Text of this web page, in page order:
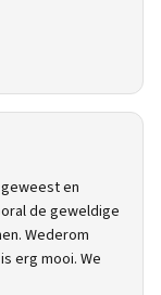
en
de geweldige
Wederom
erg mooi. We